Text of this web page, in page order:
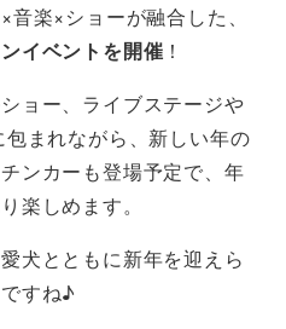
楽×ショーが融合した、
イベントを開催 ！
ョー、ライブステージや
まれながら、新しい年の
ンカーも登場予定で、年
楽しめます。
犬とともに新年を迎えら
すね♪